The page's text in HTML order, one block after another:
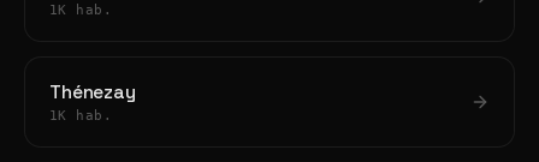
1K hab.
Thénezay
1K hab.